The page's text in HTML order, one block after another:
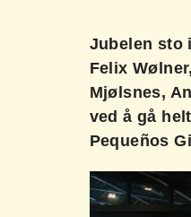
Jubelen sto
Felix
Mjølsnes,
ved å gå
Pequeños